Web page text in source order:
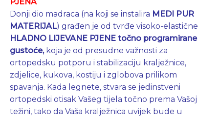
Donji dio madraca (na koji se instalira MEDI PUR
MATERIJAL) građen je od tvrđe visoko-elastične
HLADNO LIJEVANE PJENE točno programirane
gustoće, koja je od presudne važnosti za
ortopedsku potporu i stabilizaciju kralježnice,
zdjelice, kukova, kostiju i zglobova prilikom
spavanja. Kada legnete, stvara se jedinstveni
ortopedski otisak Vašeg tijela točno prema Vašoj
težini, tako da Vaša kralježnica uvijek bude u